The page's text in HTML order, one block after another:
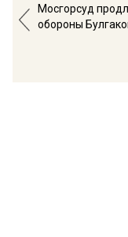
Мосгорсуд
обороны